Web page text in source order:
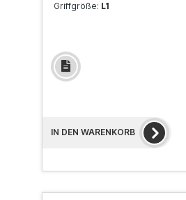
Griffgröße: L1
IN DEN WARENKORB